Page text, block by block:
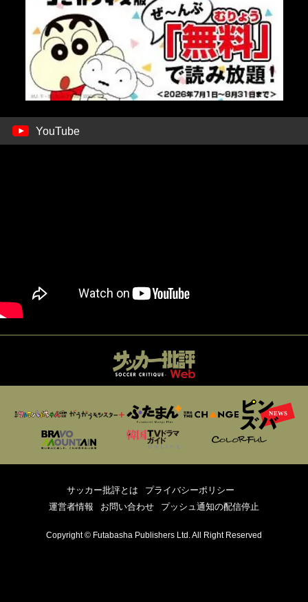
YouTube
サッカー批評とは
プライバシーポリシー
運営者情報
お問い合わせ プッシュ通知の配信停止
Copyright © Futabasha Publishers Ltd. All Right Reserved